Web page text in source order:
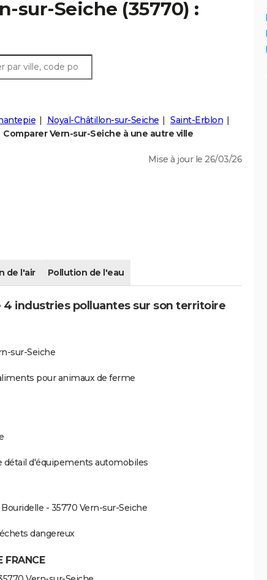
sur-Seiche (35770) :
Noyal-Châtillon-sur-Seiche
Saint-Erblon
Comparer Vern-sur-Seiche à une autre ville
Mise à jour le 26/03/26
de l'air Pollution de l'eau
4 industries polluantes sur son territoire
sur-Seiche
pour animaux de ferme
détail d'équipements automobiles
- 35770 Vern-sur-Seiche
dangereux
FRANCE